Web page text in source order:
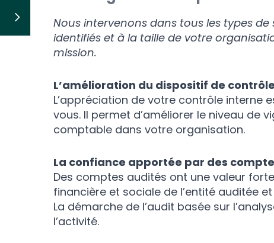
Nous intervenons dans tous les types
identifiés et à la taille de votre
mission.
L’amélioration du dispositif de
L’appréciation de votre contrôle interne
vous. Il permet d’améliorer le niveau de
comptable dans votre organisation.
La confiance apportée par des
Des comptes audités ont une valeur
financière et sociale de l’entité auditée
La démarche de l’audit basée sur
l’activité.